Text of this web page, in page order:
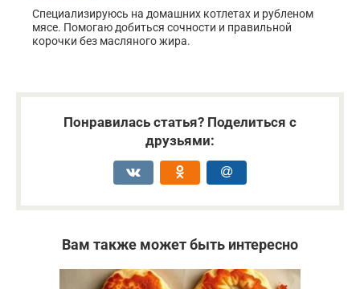
Специализируюсь на домашних котлетах и рубленом
мясе. Помогаю добиться сочности и правильной
корочки без масляного жира.
Понравилась статья? Поделиться с
друзьями:
Вам также может быть интересно